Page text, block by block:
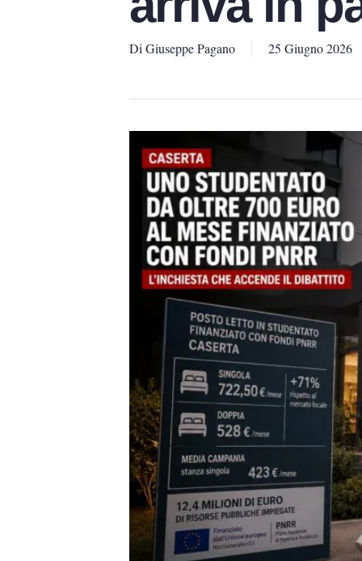
Di Giuseppe Pagano 25 Giugno 2026